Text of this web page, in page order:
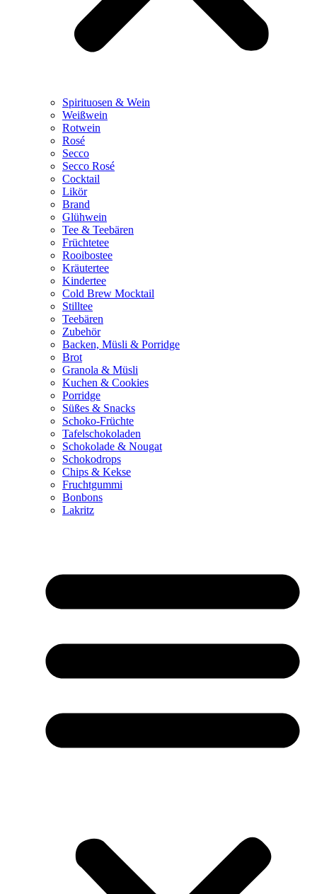
Spirituosen & Wein
Weißwein
Rotwein
Rosé
Secco
Secco Rosé
Cocktail
Likör
Brand
Glühwein
Tee & Teebären
Früchtetee
Rooibostee
Kräutertee
Kindertee
Cold Brew Mocktail
Stilltee
Teebären
Zubehör
Backen, Müsli & Porridge
Brot
Granola & Müsli
Kuchen & Cookies
Porridge
Süßes & Snacks
Schoko-Früchte
Tafelschokoladen
Schokolade & Nougat
Schokodrops
Chips & Kekse
Fruchtgummi
Bonbons
Lakritz